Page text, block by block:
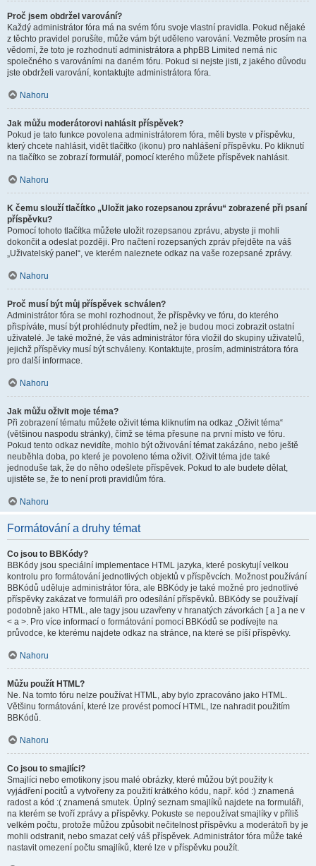
Proč jsem obdržel varování?
Každý administrátor fóra má na svém fóru svoje vlastní pravidla. Pokud nějaké
z těchto pravidel porušíte, může vám být uděleno varování. Vezměte prosím na
vědomí, že toto je rozhodnutí administrátora a phpBB Limited nemá nic
společného s varováními na daném fóru. Pokud si nejste jisti, z jakého důvodu
jste obdrželi varování, kontaktujte administrátora fóra.
Nahoru
Jak můžu moderátorovi nahlásit příspěvek?
Pokud je tato funkce povolena administrátorem fóra, měli byste v příspěvku,
který chcete nahlásit, vidět tlačítko (ikonu) pro nahlášení příspěvku. Po kliknutí
na tlačítko se zobrazí formulář, pomocí kterého můžete příspěvek nahlásit.
Nahoru
K čemu slouží tlačítko „Uložit jako rozepsanou zprávu“ zobrazené při psaní
příspěvku?
Pomocí tohoto tlačítka můžete uložit rozepsanou zprávu, abyste ji mohli
dokončit a odeslat později. Pro načtení rozepsaných zpráv přejděte na váš
„Uživatelský panel“, ve kterém naleznete odkaz na vaše rozepsané zprávy.
Nahoru
Proč musí být můj příspěvek schválen?
Administrátor fóra se mohl rozhodnout, že příspěvky ve fóru, do kterého
přispíváte, musí být prohlédnuty předtím, než je budou moci zobrazit ostatní
uživatelé. Je také možné, že vás administrátor fóra vložil do skupiny uživatelů,
jejichž příspěvky musí být schváleny. Kontaktujte, prosím, administrátora fóra
pro další informace.
Nahoru
Jak můžu oživit moje téma?
Při zobrazení tématu můžete oživit téma kliknutím na odkaz „Oživit téma“
(většinou naspodu stránky), čímž se téma přesune na první místo ve fóru.
Pokud tento odkaz nevidíte, mohlo být oživování témat zakázáno, nebo ještě
neuběhla doba, po které je povoleno téma oživit. Oživit téma jde také
jednoduše tak, že do něho odešlete příspěvek. Pokud to ale budete dělat,
ujistěte se, že to není proti pravidlům fóra.
Nahoru
Formátování a druhy témat
Co jsou to BBKódy?
BBKódy jsou speciální implementace HTML jazyka, které poskytují velkou
kontrolu pro formátování jednotlivých objektů v příspěvcích. Možnost používání
BBKódů uděluje administrátor fóra, ale BBKódy je také možné pro jednotlivé
příspěvky zakázat ve formuláři pro odesílání příspěvků. BBKódy se používají
podobně jako HTML, ale tagy jsou uzavřeny v hranatých závorkách [ a ] a ne v
< a >. Pro více informací o formátování pomocí BBKódů se podívejte na
průvodce, ke kterému najdete odkaz na stránce, na které se píší příspěvky.
Nahoru
Můžu použít HTML?
Ne. Na tomto fóru nelze používat HTML, aby bylo zpracováno jako HTML.
Většinu formátování, které lze provést pomocí HTML, lze nahradit použitím
BBKódů.
Nahoru
Co jsou to smajlíci?
Smajlíci nebo emotikony jsou malé obrázky, které můžou být použity k
vyjádření pocitů a vytvořeny za použití krátkého kódu, např. kód :) znamená
radost a kód :( znamená smutek. Úplný seznam smajlíků najdete na formuláři,
na kterém se tvoří zprávy a příspěvky. Pokuste se nepoužívat smajlíky v příliš
velkém počtu, protože můžou způsobit nečitelnost příspěvku a moderátoři by je
mohli odstranit, nebo smazat celý váš příspěvek. Administrátor fóra může také
nastavit omezení počtu smajlíků, které lze v příspěvku použít.